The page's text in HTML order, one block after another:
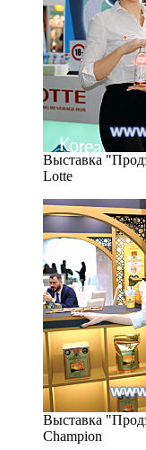
Выставка
Lotte
Выставка
Champion